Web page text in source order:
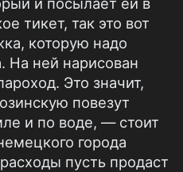
тикет, так это вот
которую надо
На ней нарисован
Это значит,
повезут
и по воде, — стоит
города
пусть продаст